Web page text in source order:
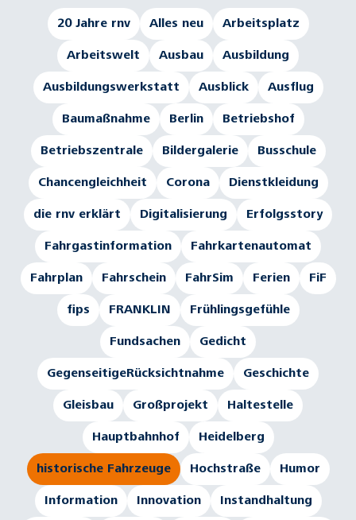
20 Jahre rnv Alles neu Arbeitsplatz
Arbeitswelt Ausbau Ausbildung
Ausbildungswerkstatt Ausblick Ausflug
Baumaßnahme Berlin Betriebshof
Betriebszentrale Bildergalerie Busschule
Chancengleichheit Corona Dienstkleidung
die rnv erklärt Digitalisierung Erfolgsstory
Fahrgastinformation Fahrkartenautomat
Fahrplan Fahrschein FahrSim Ferien FiF
fips FRANKLIN Frühlingsgefühle
Fundsachen Gedicht
GegenseitigeRücksichtnahme Geschichte
Gleisbau Großprojekt Haltestelle
Hauptbahnhof Heidelberg
historische Fahrzeuge Hochstraße Humor
Information Innovation Instandhaltung